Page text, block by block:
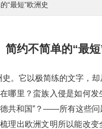
“最短”欧洲史
简约不简单的“最
史。它以极简练的文字，
哪里？蛮族入侵是如何
共和国”？——所有这些问
理出欧洲文明所以能改